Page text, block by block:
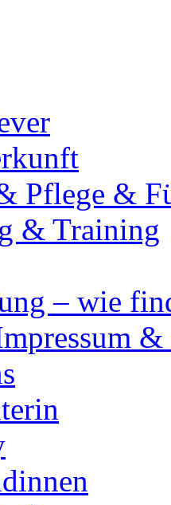
Pflege &
& Training
– wie
&